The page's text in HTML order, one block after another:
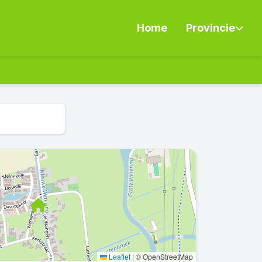
Home Provincie
Leaflet | © OpenStreetMap